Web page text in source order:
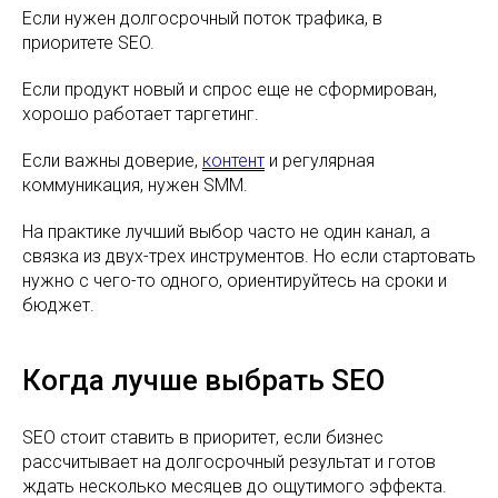
Если нужен долгосрочный поток трафика, в
приоритете SEO.
Если продукт новый и спрос еще не сформирован,
хорошо работает таргетинг.
Если важны доверие, контент и регулярная
коммуникация, нужен SMM.
На практике лучший выбор часто не один канал, а
связка из двух-трех инструментов. Но если стартовать
нужно с чего-то одного, ориентируйтесь на сроки и
бюджет.
Когда лучше выбрать SEO
SEO стоит ставить в приоритет, если бизнес
рассчитывает на долгосрочный результат и готов
ждать несколько месяцев до ощутимого эффекта.